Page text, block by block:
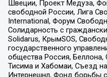
Швеции, Проект Медуза,
свободной России, Лига
International, Форум
Солидарность с
Solidarus, КрымSOS,
государственного
общества Россия,
Тисима и Хабомаи, Съезд
Интернешнл, Фонд борьбы